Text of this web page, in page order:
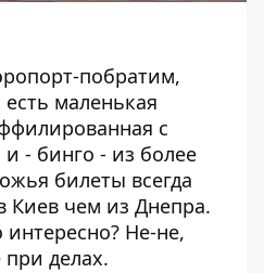
побратим,
есть маленькая
с
и - бинго - из более
билеты всегда
Киев чем из Днепра.
интересно? Не-не,
делах.